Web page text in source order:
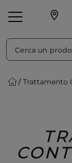
Make-up
Trattamento
Ordina